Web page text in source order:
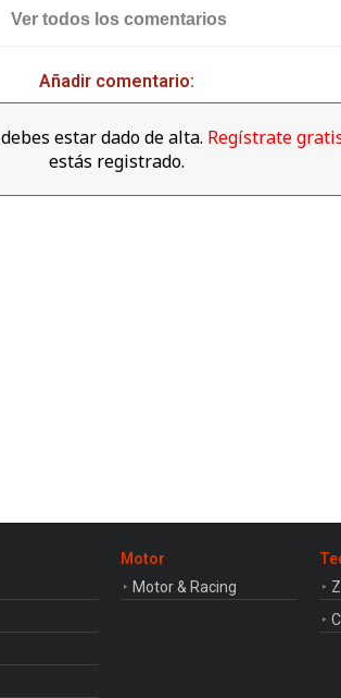
Ver todos los comentarios
Añadir comentario:
estar dado de alta. Regístrate
estás registrado.
Motor
Motor & Racing